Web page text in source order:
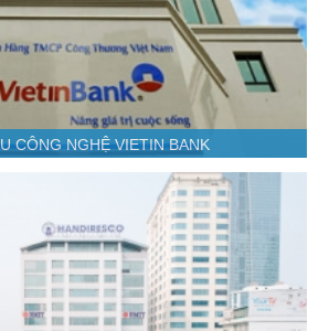
CÔNG NGHỆ VIETIN BANK